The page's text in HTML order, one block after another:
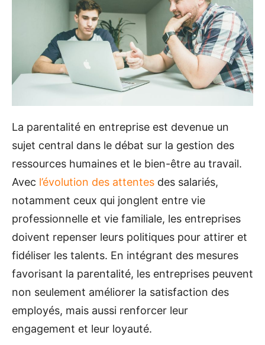
La parentalité en entreprise est devenue un
sujet central dans le débat sur la gestion des
ressources humaines et le bien-être au travail.
Avec l’évolution des attentes des salariés,
notamment ceux qui jonglent entre vie
professionnelle et vie familiale, les entreprises
doivent repenser leurs politiques pour attirer et
fidéliser les talents. En intégrant des mesures
favorisant la parentalité, les entreprises peuvent
non seulement améliorer la satisfaction des
employés, mais aussi renforcer leur
engagement et leur loyauté.